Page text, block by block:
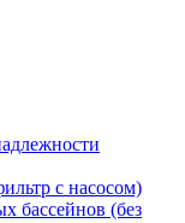
с насосом)
бассейнов (без